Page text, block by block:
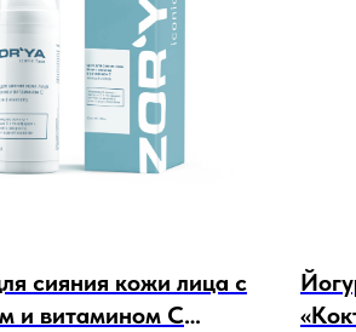
сияния кожи лица с
и витамином С